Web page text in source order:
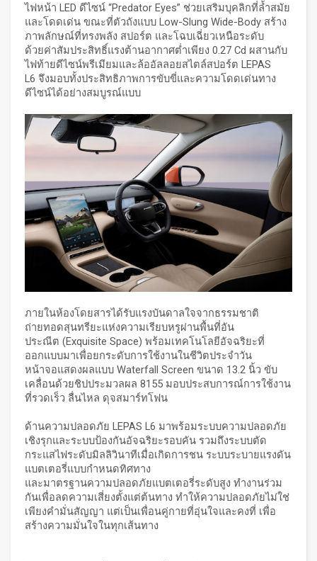
ไฟหน้า LED ดีไซน์ “Predator Eyes” ช่วยเสริมบุคลิกที่ล้ำสมัย
และโดดเด่น ขณะที่ตัวถังแบบ Low-Slung Wide-Body สร้าง
ภาพลักษณ์ที่ทรงพลัง สปอร์ต และโฉบเฉี่ยวเหนือระดับ
ด้วยค่าสัมประสิทธิ์แรงต้านอากาศต่ำเพียง 0.27 Cd ผสานกับ
ไฟท้ายดีไซน์พรีเมียมและล้ออัลลอยสไตล์สปอร์ต LEPAS
L6 จึงมอบทั้งประสิทธิภาพการขับขี่และความโดดเด่นทาง
ดีไซน์ได้อย่างสมบูรณ์แบบ
ภายในห้องโดยสารได้รับแรงบันดาลใจจากธรรมชาติ
ถ่ายทอดสุนทรียะแห่งความเรียบหรูผ่านพื้นที่อัน
ประณีต (Exquisite Space) พร้อมเทคโนโลยีอัจฉริยะที่
ออกแบบมาเพื่อยกระดับการใช้งานในชีวิตประจำวัน
หน้าจอแสดงผลแบบ Waterfall Screen ขนาด 13.2 นิ้ว ขับ
เคลื่อนด้วยชิปประมวลผล 8155 มอบประสบการณ์การใช้งาน
ที่รวดเร็ว ลื่นไหล ดุจสมาร์ทโฟน
ด้านความปลอดภัย LEPAS L6 มาพร้อมระบบความปลอดภัย
เชิงรุกและระบบป้องกันอัจฉริยะรอบคัน รวมถึงระบบตัด
กระแสไฟระดับมิลลิวินาทีเมื่อเกิดการชน ระบบระบายแรงดัน
แบตเตอรี่แบบกำหนดทิศทาง
และมาตรฐานความปลอดภัยแบตเตอรี่ระดับสูง ทำงานร่วม
กันเพื่อลดความเสี่ยงตั้งแต่ต้นทาง ทำให้ความปลอดภัยไม่ใช่
เพียงคำมั่นสัญญา แต่เป็นเพื่อนคู่กายที่อุ่นใจและคงที่ เพื่อ
สร้างความมั่นใจในทุกเส้นทาง